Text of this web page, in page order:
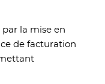
la mise en
de facturation